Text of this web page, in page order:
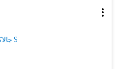
جالاكسى S